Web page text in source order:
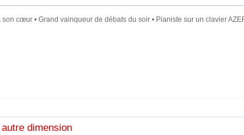
cœur • Grand vainqueur de débats du soir • Pianiste sur un clavier
dimension